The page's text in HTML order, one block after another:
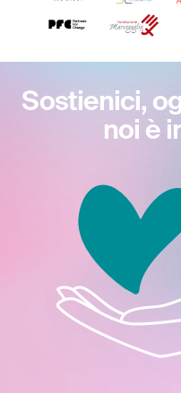
Sostienici,
noi è